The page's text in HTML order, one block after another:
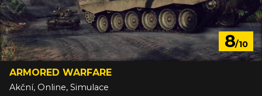
8/10
ARMORED WARFARE
Akční, Online, Simulace